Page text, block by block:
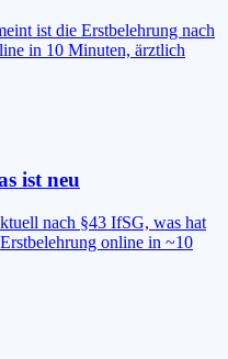
ist die Erstbelehrung nach
in 10 Minuten, ärztlich
ist neu
nach §43 IfSG, was hat
online in ~10